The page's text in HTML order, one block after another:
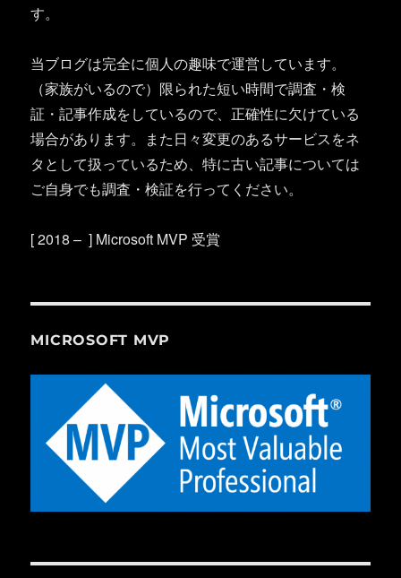
す。
当ブログは完全に個人の趣味で運営しています。
（家族がいるので）限られた短い時間で調査・検
証・記事作成をしているので、正確性に欠けている
場合があります。また日々変更のあるサービスをネ
タとして扱っているため、特に古い記事については
ご自身でも調査・検証を行ってください。
[ 2018 – ] Microsoft MVP 受賞
MICROSOFT MVP